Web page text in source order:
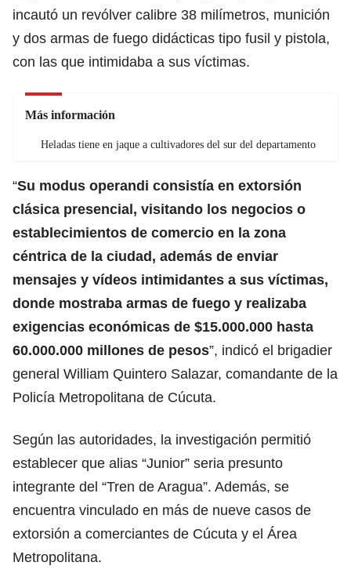
incautó un revólver calibre 38 milímetros, munición
y dos armas de fuego didácticas tipo fusil y pistola,
con las que intimidaba a sus víctimas.
Más información
Heladas tiene en jaque a cultivadores del sur del departamento
“Su modus operandi consistía en extorsión
clásica presencial, visitando los negocios o
establecimientos de comercio en la zona
céntrica de la ciudad, además de enviar
mensajes y vídeos intimidantes a sus víctimas,
donde mostraba armas de fuego y realizaba
exigencias económicas de $15.000.000 hasta
60.000.000 millones de pesos”, indicó el brigadier
general William Quintero Salazar, comandante de la
Policía Metropolitana de Cúcuta.
Según las autoridades, la investigación permitió
establecer que alias “Junior” seria presunto
integrante del “Tren de Aragua”. Además, se
encuentra vinculado en más de nueve casos de
extorsión a comerciantes de Cúcuta y el Área
Metropolitana.